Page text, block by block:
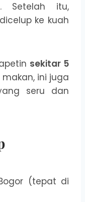
. Setelah itu,
ke kuah
sekitar 5
ini juga
seru dan
(tepat di